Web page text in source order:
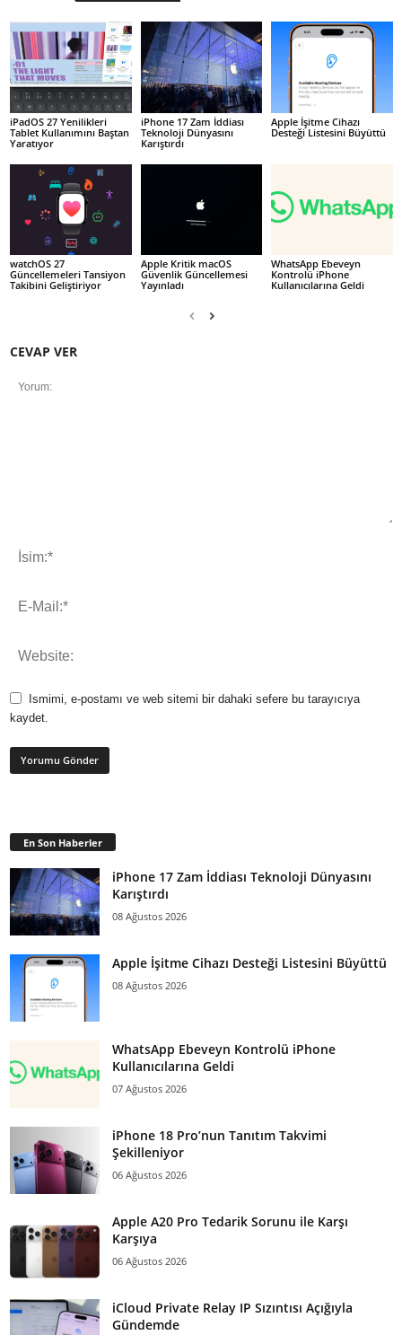
iPadOS 27 Yenilikleri
Tablet Kullanımını Baştan
Yaratıyor
iPhone 17 Zam İddiası
Teknoloji Dünyasını
Karıştırdı
Apple İşitme Cihazı
Desteği Listesini Büyüttü
watchOS 27
Güncellemeleri Tansiyon
Takibini Geliştiriyor
Apple Kritik macOS
Güvenlik Güncellemesi
Yayınladı
WhatsApp Ebeveyn
Kontrolü iPhone
Kullanıcılarına Geldi
CEVAP VER
Ismimi, e-postamı ve web sitemi bir dahaki sefere bu tarayıcıya
kaydet.
En Son Haberler
iPhone 17 Zam İddiası Teknoloji Dünyasını
Karıştırdı
08 Ağustos 2026
Apple İşitme Cihazı Desteği Listesini Büyüttü
08 Ağustos 2026
WhatsApp Ebeveyn Kontrolü iPhone
Kullanıcılarına Geldi
07 Ağustos 2026
iPhone 18 Pro’nun Tanıtım Takvimi
Şekilleniyor
06 Ağustos 2026
Apple A20 Pro Tedarik Sorunu ile Karşı
Karşıya
06 Ağustos 2026
iCloud Private Relay IP Sızıntısı Açığıyla
Gündemde